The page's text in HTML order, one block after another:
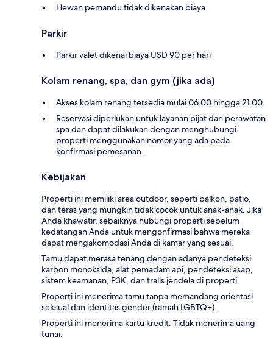
Hewan pemandu tidak dikenakan biaya
Parkir
Parkir valet dikenai biaya USD 90 per hari
Kolam renang, spa, dan gym (jika ada)
Akses kolam renang tersedia mulai 06.00 hingga 21.00.
Reservasi diperlukan untuk layanan pijat dan perawatan
spa dan dapat dilakukan dengan menghubungi
properti menggunakan nomor yang ada pada
konfirmasi pemesanan.
Kebijakan
Properti ini memiliki area outdoor, seperti balkon, patio,
dan teras yang mungkin tidak cocok untuk anak-anak. Jika
Anda khawatir, sebaiknya hubungi properti sebelum
kedatangan Anda untuk mengonfirmasi bahwa mereka
dapat mengakomodasi Anda di kamar yang sesuai.
Tamu dapat merasa tenang dengan adanya pendeteksi
karbon monoksida, alat pemadam api, pendeteksi asap,
sistem keamanan, P3K, dan tralis jendela di properti.
Properti ini menerima tamu tanpa memandang orientasi
seksual dan identitas gender (ramah LGBTQ+).
Properti ini menerima kartu kredit. Tidak menerima uang
tunai.